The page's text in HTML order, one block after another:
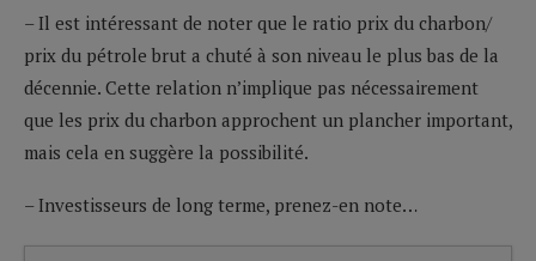
– Il est intéressant de noter que le ratio prix du charbon/
prix du pétrole brut a chuté à son niveau le plus bas de la
décennie. Cette relation n’implique pas nécessairement
que les prix du charbon approchent un plancher important,
mais cela en suggère la possibilité.
– Investisseurs de long terme, prenez-en note…